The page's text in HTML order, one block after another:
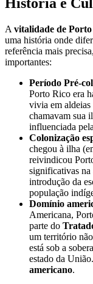
A vitalidade de
uma história onde
referência mais
importantes:
Período Pré-
Porto Rico era
vivia em
chamavam sua
influenciada
Colonização
chegou à ilha
reivindicou
significativas na
introdução da
população
Domínio
Americana,
parte do
um território
está sob a
estado da
americano.